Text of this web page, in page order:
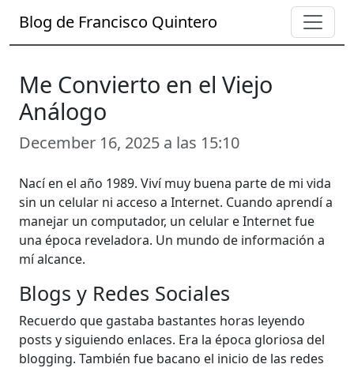
Blog de Francisco Quintero
Me Convierto en el Viejo
Análogo
December 16, 2025 a las 15:10
Nací en el año 1989. Viví muy buena parte de mi vida
sin un celular ni acceso a Internet. Cuando aprendí a
manejar un computador, un celular e Internet fue
una época reveladora. Un mundo de información a
mí alcance.
Blogs y Redes Sociales
Recuerdo que gastaba bastantes horas leyendo
posts y siguiendo enlaces. Era la época gloriosa del
blogging. También fue bacano el inicio de las redes